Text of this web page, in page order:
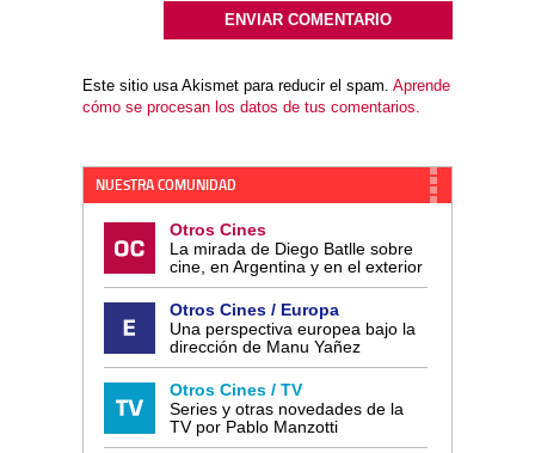
Este sitio usa Akismet para reducir el spam. Aprende
cómo se procesan los datos de tus comentarios.
NUESTRA COMUNIDAD
Otros Cines
La mirada de Diego Batlle sobre
cine, en Argentina y en el exterior
Otros Cines / Europa
Una perspectiva europea bajo la
dirección de Manu Yañez
Otros Cines / TV
Series y otras novedades de la
TV por Pablo Manzotti